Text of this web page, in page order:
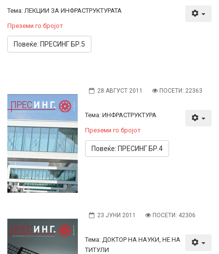
Тема: ЛЕКЦИИ ЗА ИНФРАСТРУКТУРАТА
Преземи го бројот
Повеќе: ПРЕСИНГ БР.5
28 АВГУСТ 2011 ПОСЕТИ: 22363
Тема: ИНФРАСТРУКТУРА
Преземи го бројот
Повеќе: ПРЕСИНГ БР.4
23 ЈУНИ 2011 ПОСЕТИ: 42306
Тема: ДОКТОР НА НАУКИ, НЕ НА
ТИТУЛИ